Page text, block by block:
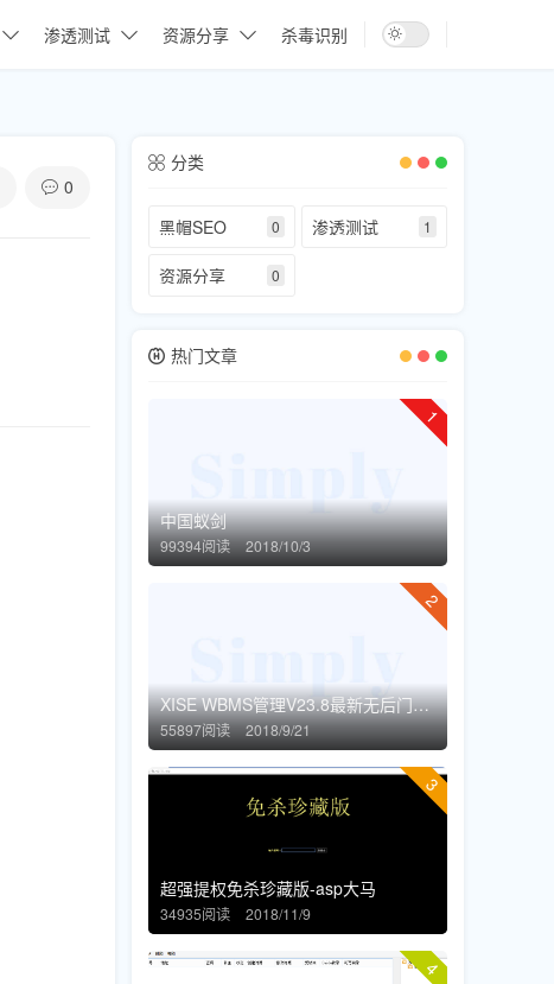
渗透测试 资源分享 杀毒识别
0
分类
黑帽SEO 0 渗透测试 1
资源分享 0
热门文章
1
中国蚁剑
99394阅读 2018/10/3
2
XISE WBMS管理V23.8最新无后门过狗过WAF版
55897阅读 2018/9/21
3
超强提权免杀珍藏版-asp大马
34935阅读 2018/11/9
4